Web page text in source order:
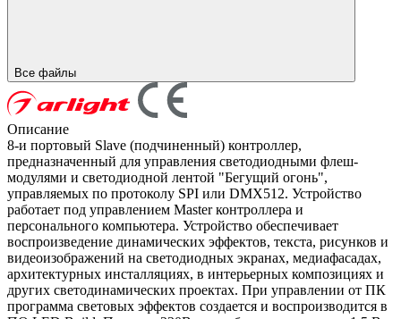
Все файлы
Описание
8-и портовый Slave (подчиненный) контроллер,
предназначенный для управления светодиодными флеш-
модулями и светодиодной лентой "Бегущий огонь",
управляемых по протоколу SPI или DMX512. Устройство
работает под управлением Master контроллера и
персонального компьютера. Устройство обеспечивает
воспроизведение динамических эффектов, текста, рисунков и
видеоизображений на светодиодных экранах, медиафасадах,
архитектурных инсталляциях, в интерьерных композициях и
других светодинамических проектах. При управлении от ПК
программа световых эффектов создается и воспроизводится в